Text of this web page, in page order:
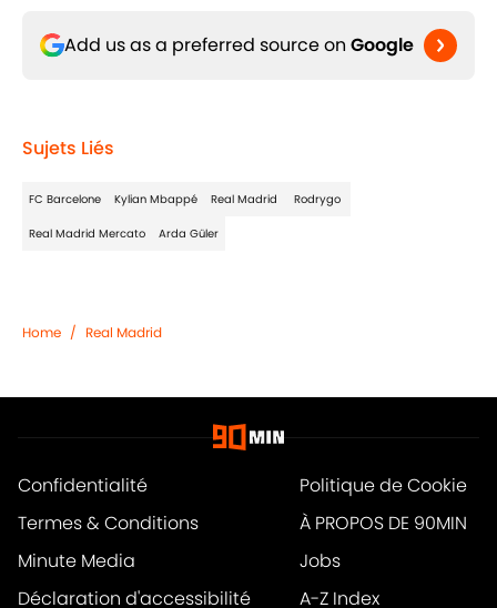
Add us as a preferred source on Google
Sujets Liés
FC Barcelone Kylian Mbappé Real Madrid Rodrygo
Real Madrid Mercato Arda Güler
Home / Real Madrid
Confidentialité
Politique de Cookie
Termes & Conditions
À PROPOS DE 90MIN
Minute Media
Jobs
Déclaration d'accessibilité
A-Z Index